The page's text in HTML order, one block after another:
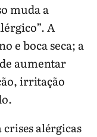
muda a
A
e boca seca; a
aumentar
irritação
crises alérgicas